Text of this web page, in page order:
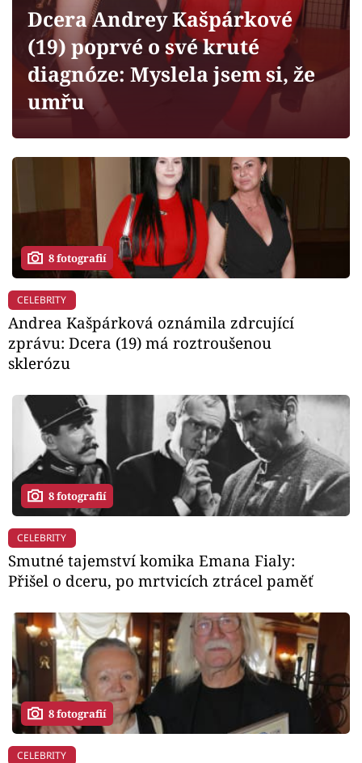
Sledujte prima+
Filmový festival Karlovy Vary
Mámy sobě
Přihlášení
Sledujte nás
Dcera Andrey Kašpárkové
(19) poprvé o své kruté
diagnóze: Myslela jsem si, že
umřu
8 fotografií
CELEBRITY
Andrea Kašpárková oznámila zdrcující
zprávu: Dcera (19) má roztroušenou
sklerózu
8 fotografií
CELEBRITY
Smutné tajemství komika Emana Fialy:
Přišel o dceru, po mrtvicích ztrácel paměť
8 fotografií
CELEBRITY